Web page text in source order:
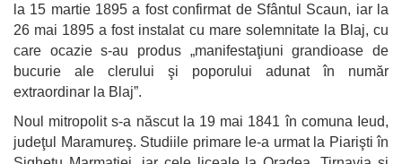
la 15 martie 1895 a fost confirmat de Sfântul Scaun, iar la
26 mai 1895 a fost instalat cu mare solemnitate la Blaj, cu
care ocazie s-au produs „manifestaţiuni grandioase de
bucurie ale clerului şi poporului adunat în număr
extraordinar la Blaj”.
Noul mitropolit s-a născut la 19 mai 1841 în comuna Ieud,
judeţul Maramureş. Studiile primare le-a urmat la Piarişti în